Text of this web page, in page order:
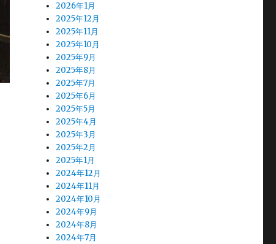
2026年1月
2025年12月
2025年11月
2025年10月
2025年9月
2025年8月
2025年7月
2025年6月
2025年5月
2025年4月
2025年3月
2025年2月
2025年1月
2024年12月
2024年11月
2024年10月
2024年9月
2024年8月
2024年7月